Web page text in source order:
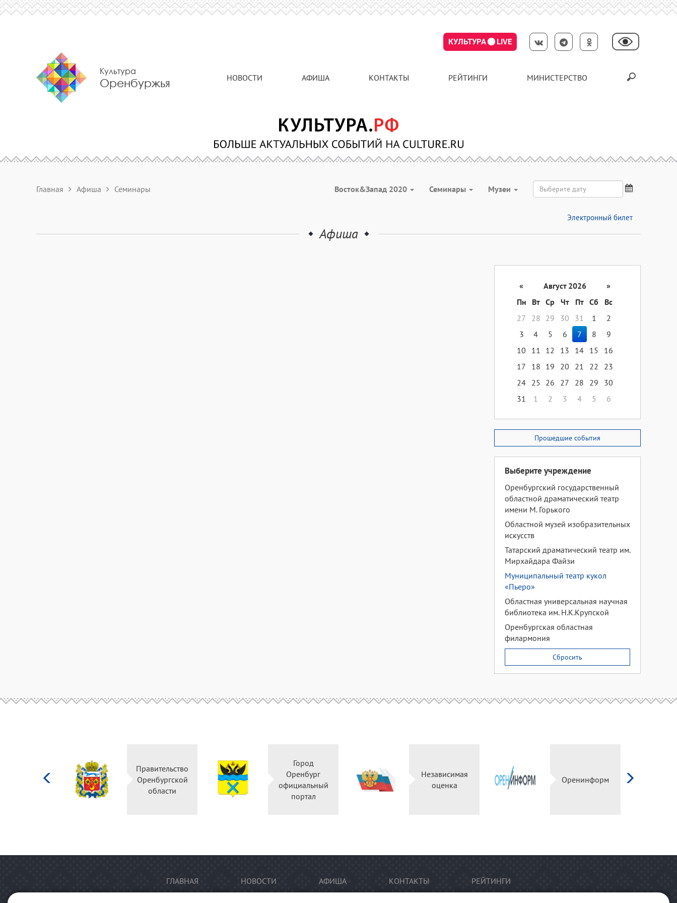
КУЛЬТУРА LIVE
Культура
Оренбуржья НОВОСТИ АФИША КОНТАКТЫ РЕЙТИНГИ МИНИСТЕРСТВО
Главная Афиша Семинары Восток&Запад 2020 Семинары Музеи
Электронный билет
Афиша
« Август 2026
»
Пн
Вт Ср Чт Пт Сб
Вс
27
28 29 30 31 1
2
3
4 5 6 7 8
9
10
11 12 13 14 15
16
17
18 19 20 21 22
23
24 25 26 27 28 29
30
31
1 2 3 4 5 6
Прошедшие события
Выберите учреждение
Оренбургский государственный
областной драматический театр
имени М. Горького
Областной музей изобразительных
искусств
Татарский драматический театр им.
Мирхайдара Файзи
Муниципальный театр кукол
«Пьеро»
Областная универсальная научная
библиотека им. Н.К.Крупской
Оренбургская областная
филармония
Сбросить
Правительство
Оренбургской
области
Город
Оренбург
официальный
портал
Независимая
оценка
Оренинформ
ГЛАВНАЯ НОВОСТИ АФИША КОНТАКТЫ РЕЙТИНГИ